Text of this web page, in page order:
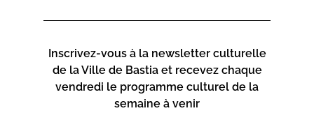
Inscrivez-vous à la newsletter culturelle
de la Ville de Bastia et recevez chaque
vendredi le programme culturel de la
semaine à venir